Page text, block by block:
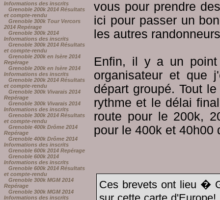
Informations des inscrits
Grenoble 200k 2014 Résultats
et compte-rendu
Grenoble 300k Tour Vercors
2014 Repérage
Grenoble 300k 2014
Informations des inscrits
Grenoble 300k 2014 Résultats
et compte-rendu
Grenoble 200k en Isère 2014
Repérage
Grenoble 200k en Isère 2014
Informations des inscrits
Grenoble 200k 2014 Résultats
et compte-rendu
Grenoble 300k Vivarais 2014
Repérage
Grenoble 300k Vivarais 2014
Informations des inscrits
Grenoble 300k 2014 Résultats
et compte-rendu
Grenoble 400k Drôme 2014
Repérage
Grenoble 400k Drôme 2014
Informations des inscrits
Grenoble 600k 2014 Repérage
Grenoble 600k 2014
Informations des inscrits
Grenoble 600k 2014 Résultats
et compte-rendu
Grenoble 300k MGM 2014
Repérage
Grenoble 300k MGM 2014
Informations des inscrits
vous pour prendre
ici pour passer un
les autres
Enfin, il y a un point
organisateur et que
départ groupé. Tout
rythme et le délai
route pour le 200k,
pour le 400k et 40h00
Ces brevets ont lieu �